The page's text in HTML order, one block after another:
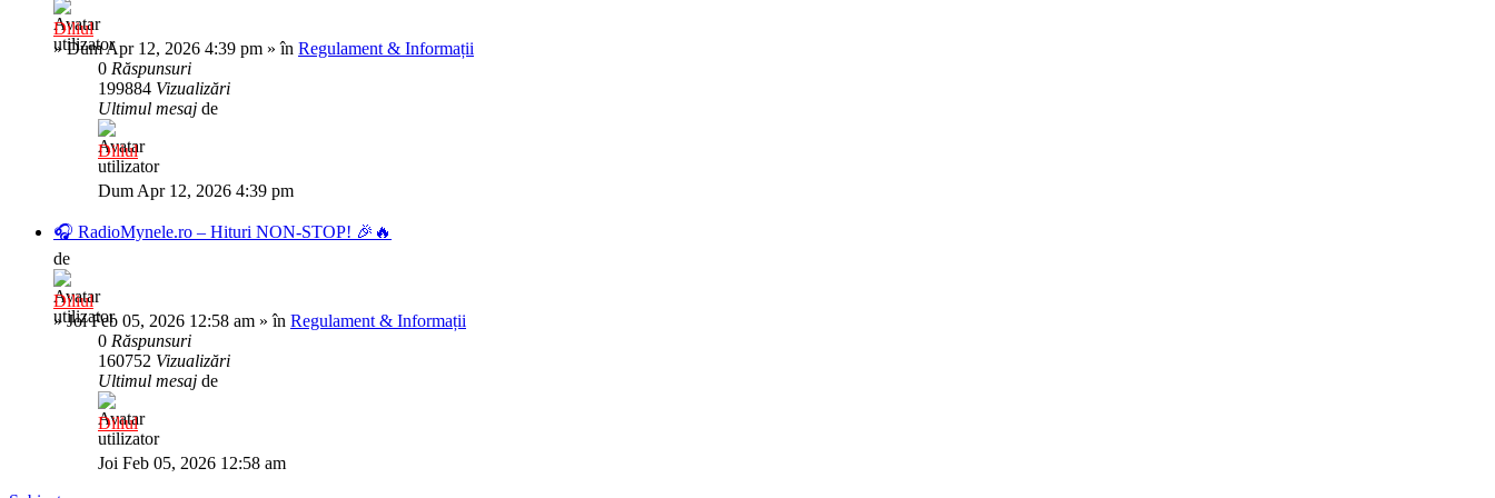
Diliul
»Dum Apr 12, 2026 4:39 pm » în Regulament & Informații
0 Răspunsuri
199884 Vizualizări
Ultimul mesaj de
Diliul
Dum Apr 12, 2026 4:39 pm
🎧 RadioMynele.ro – Hituri NON-STOP! 🎉🔥
de
Diliul
»Joi Feb 05, 2026 12:58 am » în Regulament & Informații
0 Răspunsuri
160752 Vizualizări
Ultimul mesaj de
Diliul
Joi Feb 05, 2026 12:58 am